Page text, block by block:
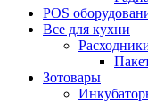
POS
Все для кухни
Зотовары